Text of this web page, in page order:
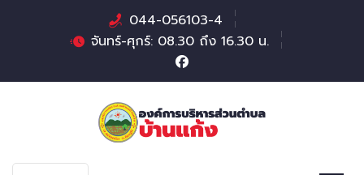
044-056103-4
จันทร์-ศุกร์: 08.30 ถึง 16.30 น.